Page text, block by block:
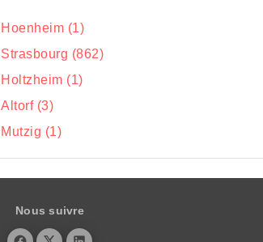
Hoenheim (1)
Strasbourg (862)
Holtzheim (1)
Altorf (3)
Mutzig (1)
Nous suivre